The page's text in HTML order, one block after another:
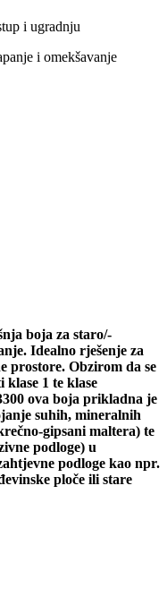
i ugradnju
i omekšavanje
boja za staro/-
Idealno rješenje za
prostore. Obzirom da se
1 te klase
ova boja prikladna je
suhih, mineralnih
gipsani maltera) te
podloge) u
podloge kao npr.
ploče ili stare